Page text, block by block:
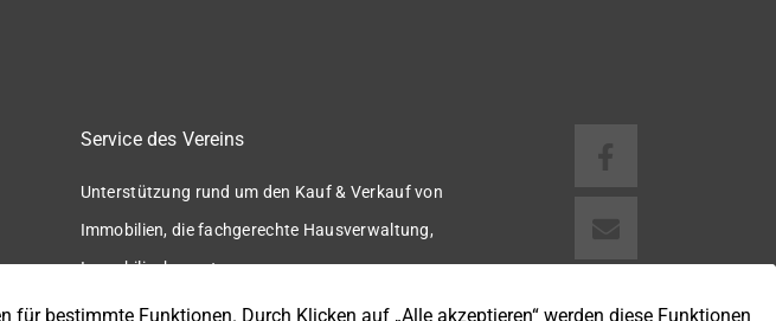
Service des Vereins
Unterstützung rund um den Kauf & Verkauf von
Immobilien, die fachgerechte Hausverwaltung,
Immobilienbewertung u.v.m.